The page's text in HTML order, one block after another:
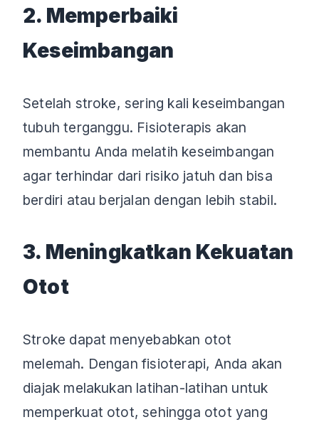
2. Memperbaiki
Keseimbangan
Setelah stroke, sering kali keseimbangan
tubuh terganggu. Fisioterapis akan
membantu Anda melatih keseimbangan
agar terhindar dari risiko jatuh dan bisa
berdiri atau berjalan dengan lebih stabil.
3. Meningkatkan Kekuatan
Otot
Stroke dapat menyebabkan otot
melemah. Dengan fisioterapi, Anda akan
diajak melakukan latihan-latihan untuk
memperkuat otot, sehingga otot yang